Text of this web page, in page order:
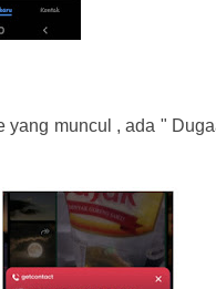
muncul , ada "